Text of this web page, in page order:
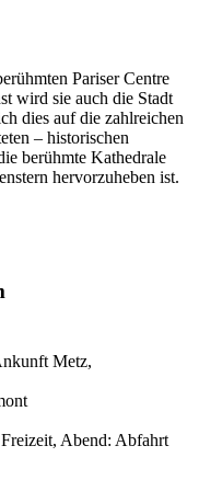
Pariser Centre
wird sie auch die Stadt
dies auf die zahlreichen
– historischen
berühmte Kathedrale
hervorzuheben ist.
Metz,
Abend: Abfahrt